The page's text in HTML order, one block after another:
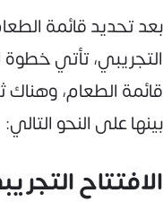
بعد تحديد قائمة
التجريبي، تأتي خطوة
قائمة الطعام، وهناك
بينها على النحو التالي:
الافتتاح